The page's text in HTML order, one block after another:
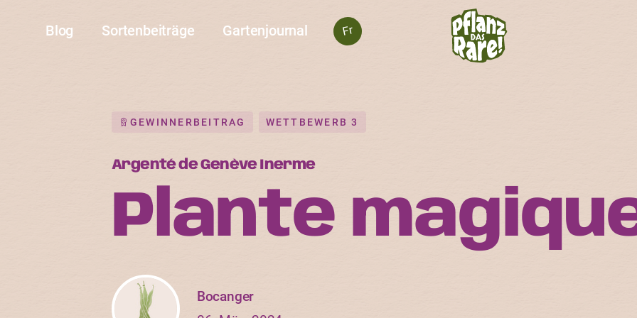
Fr
Blog Sortenbeiträge Gartenjournal
GEWINNERBEITRAG WETTBEWERB 3
Argenté de Genève Inerme
Plante
Bocanger